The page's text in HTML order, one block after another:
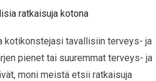
kotikonstejasi tavallisiin terveys- ja
pienet tai suuremmat terveys- ja
moni meistä etsii ratkaisuja